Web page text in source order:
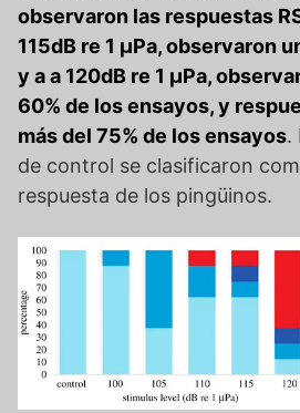
observaron las respuestas
115dB re 1 µPa, observaron
y a a 120dB re 1 µPa,
60% de los ensayos, y
más del 75% de los ensayos.
de control se clasificaron
respuesta de los pingüinos.